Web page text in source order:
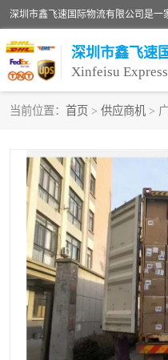
深圳市鑫飞速
Xinfeisu Express
当前位置： 首页 > 供应商机 >
俄罗斯快递
深圳DHL国际快递
UPS国际快递
深圳国际物流公司
DHL国际快递电话